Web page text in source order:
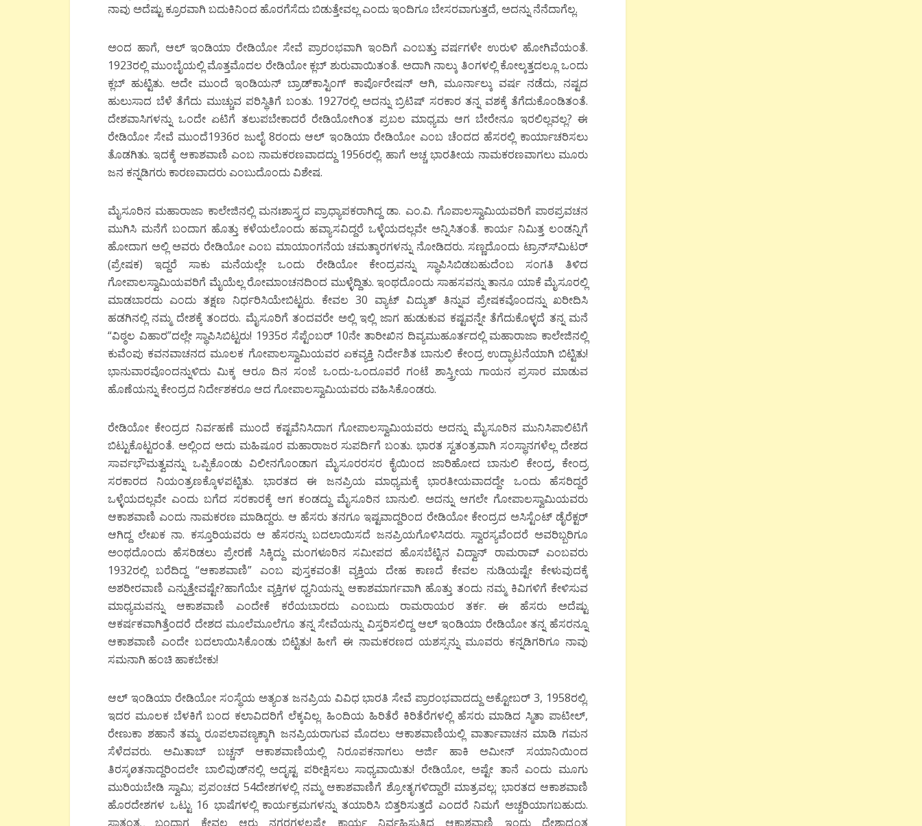
ನಾವು ಅದೆಷ್ಟು ಕ್ರೂರವಾಗಿ ಬದುಕಿನಿಂದ ಹೊರಗೆಸೆದು ಬಿಡುತ್ತೇವಲ್ಲ ಎಂದು ಇಂದಿಗೂ ಬೇಸರವಾಗುತ್ತದೆ, ಅದನ್ನು ನೆನೆದಾಗೆಲ್ಲ.
ಅಂದ ಹಾಗೆ, ಆಲ್ ಇಂಡಿಯಾ ರೇಡಿಯೋ ಸೇವೆ ಪ್ರಾರಂಭವಾಗಿ ಇಂದಿಗೆ ಎಂಬತ್ತು ವರ್ಷಗಳೇ ಉರುಳಿ ಹೋಗಿವೆಯಂತೆ.
1923ರಲ್ಲಿ ಮುಂಬೈಯಲ್ಲಿ ಮೊತ್ತಮೊದಲ ರೇಡಿಯೋ ಕ್ಲಬ್ ಶುರುವಾಯಿತಂತೆ. ಅದಾಗಿ ನಾಲ್ಕು ತಿಂಗಳಲ್ಲಿ ಕೋಲ್ಕತ್ತದಲ್ಲೂ ಒಂದು
ಕ್ಲಬ್ ಹುಟ್ಟಿತು. ಅದೇ ಮುಂದೆ ಇಂಡಿಯನ್ ಬ್ರಾಡ್‍ಕಾಸ್ಟಿಂಗ್ ಕಾರ್ಪೊರೇಷನ್ ಆಗಿ, ಮೂರ್ನಾಲ್ಕು ವರ್ಷ ನಡೆದು, ನಷ್ಟದ
ಹುಲುಸಾದ ಬೆಳೆ ತೆಗೆದು ಮುಚ್ಚುವ ಪರಿಸ್ಥಿತಿಗೆ ಬಂತು. 1927ರಲ್ಲಿ ಅದನ್ನು ಬ್ರಿಟಿಷ್ ಸರಕಾರ ತನ್ನ ವಶಕ್ಕೆ ತೆಗೆದುಕೊಂಡಿತಂತೆ.
ದೇಶವಾಸಿಗಳನ್ನು ಒಂದೇ ಏಟಿಗೆ ತಲುಪಬೇಕಾದರೆ ರೇಡಿಯೋಗಿಂತ ಪ್ರಬಲ ಮಾಧ್ಯಮ ಆಗ ಬೇರೇನೂ ಇರಲಿಲ್ಲವಲ್ಲ? ಈ
ರೇಡಿಯೋ ಸೇವೆ ಮುಂದೆ1936ರ ಜುಲೈ 8ರಂದು ಆಲ್ ಇಂಡಿಯಾ ರೇಡಿಯೋ ಎಂಬ ಚೆಂದದ ಹೆಸರಲ್ಲಿ ಕಾರ್ಯಾಚರಿಸಲು
ತೊಡಗಿತು. ಇದಕ್ಕೆ ಆಕಾಶವಾಣಿ ಎಂಬ ನಾಮಕರಣವಾದದ್ದು 1956ರಲ್ಲಿ. ಹಾಗೆ ಅಚ್ಚ ಭಾರತೀಯ ನಾಮಕರಣವಾಗಲು ಮೂರು
ಜನ ಕನ್ನಡಿಗರು ಕಾರಣವಾದರು ಎಂಬುದೊಂದು ವಿಶೇಷ.
ಮೈಸೂರಿನ ಮಹಾರಾಜಾ ಕಾಲೇಜಿನಲ್ಲಿ ಮನಃಶಾಸ್ತ್ರದ ಪ್ರಾಧ್ಯಾಪಕರಾಗಿದ್ದ ಡಾ. ಎಂ.ವಿ. ಗೊಪಾಲಸ್ವಾಮಿಯವರಿಗೆ ಪಾಠಪ್ರವಚನ
ಮುಗಿಸಿ ಮನೆಗೆ ಬಂದಾಗ ಹೊತ್ತು ಕಳೆಯಲೊಂದು ಹವ್ಯಾಸವಿದ್ದರೆ ಒಳ್ಳೆಯದಲ್ಲವೇ ಅನ್ನಿಸಿತಂತೆ. ಕಾರ್ಯ ನಿಮಿತ್ತ ಲಂಡನ್ನಿಗೆ
ಹೋದಾಗ ಅಲ್ಲಿ ಅವರು ರೇಡಿಯೋ ಎಂಬ ಮಾಯಾಂಗನೆಯ ಚಮತ್ಕಾರಗಳನ್ನು ನೋಡಿದರು. ಸಣ್ಣದೊಂದು ಟ್ರಾನ್ಸ್‍ಮಿಟರ್
(ಪ್ರೇಷಕ) ಇದ್ದರೆ ಸಾಕು ಮನೆಯಲ್ಲೇ ಒಂದು ರೇಡಿಯೋ ಕೇಂದ್ರವನ್ನು ಸ್ಥಾಪಿಸಿಬಿಡಬಹುದೆಂಬ ಸಂಗತಿ ತಿಳಿದ
ಗೋಪಾಲಸ್ವಾಮಿಯವರಿಗೆ ಮೈಯೆಲ್ಲ ರೋಮಾಂಚನದಿಂದ ಮುಳ್ಳೆದ್ದಿತು. ಇಂಥದೊಂದು ಸಾಹಸವನ್ನು ತಾನೂ ಯಾಕೆ ಮೈಸೂರಲ್ಲಿ
ಮಾಡಬಾರದು ಎಂದು ತಕ್ಷಣ ನಿರ್ಧರಿಸಿಯೇಬಿಟ್ಟರು. ಕೇವಲ 30 ವ್ಯಾಟ್ ವಿದ್ಯುತ್ ತಿನ್ನುವ ಪ್ರೇಷಕವೊಂದನ್ನು ಖರೀದಿಸಿ
ಹಡಗಿನಲ್ಲಿ ನಮ್ಮ ದೇಶಕ್ಕೆ ತಂದರು. ಮೈಸೂರಿಗೆ ತಂದವರೇ ಅಲ್ಲಿ ಇಲ್ಲಿ ಜಾಗ ಹುಡುಕುವ ಕಷ್ಟವನ್ನೇ ತೆಗೆದುಕೊಳ್ಳದೆ ತನ್ನ ಮನೆ
“ವಿಠ್ಠಲ ವಿಹಾರ”ದಲ್ಲೇ ಸ್ಥಾಪಿಸಿಬಿಟ್ಟರು! 1935ರ ಸೆಪ್ಟೆಂಬರ್ 10ನೇ ತಾರೀಖಿನ ದಿವ್ಯಮುಹೂರ್ತದಲ್ಲಿ ಮಹಾರಾಜಾ ಕಾಲೇಜಿನಲ್ಲಿ
ಕುವೆಂಪು ಕವನವಾಚನದ ಮೂಲಕ ಗೋಪಾಲಸ್ವಾಮಿಯವರ ಏಕವ್ಯಕ್ತಿ ನಿರ್ದೇಶಿತ ಬಾನುಲಿ ಕೇಂದ್ರ ಉದ್ಘಾಟನೆಯಾಗಿ ಬಿಟ್ಟಿತು!
ಭಾನುವಾರವೊಂದನ್ನುಳಿದು ಮಿಕ್ಕ ಆರೂ ದಿನ ಸಂಜೆ ಒಂದು-ಒಂದೂವರೆ ಗಂಟೆ ಶಾಸ್ತ್ರೀಯ ಗಾಯನ ಪ್ರಸಾರ ಮಾಡುವ
ಹೊಣೆಯನ್ನು ಕೇಂದ್ರದ ನಿರ್ದೇಶಕರೂ ಆದ ಗೋಪಾಲಸ್ವಾಮಿಯವರು ವಹಿಸಿಕೊಂಡರು.
ರೇಡಿಯೋ ಕೇಂದ್ರದ ನಿರ್ವಹಣೆ ಮುಂದೆ ಕಷ್ಟವೆನಿಸಿದಾಗ ಗೋಪಾಲಸ್ವಾಮಿಯವರು ಅದನ್ನು ಮೈಸೂರಿನ ಮುನಿಸಿಪಾಲಿಟಿಗೆ
ಬಿಟ್ಟುಕೊಟ್ಟರಂತೆ. ಅಲ್ಲಿಂದ ಅದು ಮಹಿಷೂರ ಮಹಾರಾಜರ ಸುಪರ್ದಿಗೆ ಬಂತು. ಭಾರತ ಸ್ವತಂತ್ರವಾಗಿ ಸಂಸ್ಥಾನಗಳೆಲ್ಲ ದೇಶದ
ಸಾರ್ವಭೌಮತ್ವವನ್ನು ಒಪ್ಪಿಕೊಂಡು ವಿಲೀನಗೊಂಡಾಗ ಮೈಸೂರರಸರ ಕೈಯಿಂದ ಜಾರಿಹೋದ ಬಾನುಲಿ ಕೇಂದ್ರ, ಕೇಂದ್ರ
ಸರಕಾರದ ನಿಯಂತ್ರಣಕ್ಕೊಳಪಟ್ಟಿತು. ಭಾರತದ ಈ ಜನಪ್ರಿಯ ಮಾಧ್ಯಮಕ್ಕೆ ಭಾರತೀಯವಾದದ್ದೇ ಒಂದು ಹೆಸರಿದ್ದರೆ
ಒಳ್ಳೆಯದಲ್ಲವೇ ಎಂದು ಬಗೆದ ಸರಕಾರಕ್ಕೆ ಆಗ ಕಂಡದ್ದು ಮೈಸೂರಿನ ಬಾನುಲಿ. ಅದನ್ನು ಆಗಲೇ ಗೋಪಾಲಸ್ವಾಮಿಯವರು
ಆಕಾಶವಾಣಿ ಎಂದು ನಾಮಕರಣ ಮಾಡಿದ್ದರು. ಆ ಹೆಸರು ತನಗೂ ಇಷ್ಟವಾದ್ದರಿಂದ ರೇಡಿಯೋ ಕೇಂದ್ರದ ಅಸಿಸ್ಟೆಂಟ್ ಡೈರೆಕ್ಟರ್
ಆಗಿದ್ದ ಲೇಖಕ ನಾ. ಕಸ್ತೂರಿಯವರು ಆ ಹೆಸರನ್ನು ಬದಲಾಯಿಸದೆ ಜನಪ್ರಿಯಗೊಳಿಸಿದರು. ಸ್ವಾರಸ್ಯವೆಂದರೆ ಅವರಿಬ್ಬರಿಗೂ
ಅಂಥದೊಂದು ಹೆಸರಿಡಲು ಪ್ರೇರಣೆ ಸಿಕ್ಕಿದ್ದು ಮಂಗಳೂರಿನ ಸಮೀಪದ ಹೊಸಬೆಟ್ಟಿನ ವಿದ್ವಾನ್ ರಾಮರಾವ್ ಎಂಬವರು
1932ರಲ್ಲಿ ಬರೆದಿದ್ದ “ಆಕಾಶವಾಣಿ” ಎಂಬ ಪುಸ್ತಕವಂತೆ! ವ್ಯಕ್ತಿಯ ದೇಹ ಕಾಣದೆ ಕೇವಲ ನುಡಿಯಷ್ಟೇ ಕೇಳುವುದಕ್ಕೆ
ಅಶರೀರವಾಣಿ ಎನ್ನುತ್ತೇವಷ್ಟೇ?ಹಾಗೆಯೇ ವ್ಯಕ್ತಿಗಳ ಧ್ವನಿಯನ್ನು ಆಕಾಶಮಾರ್ಗವಾಗಿ ಹೊತ್ತು ತಂದು ನಮ್ಮ ಕಿವಿಗಳಿಗೆ ಕೇಳಿಸುವ
ಮಾಧ್ಯಮವನ್ನು ಆಕಾಶವಾಣಿ ಎಂದೇಕೆ ಕರೆಯಬಾರದು ಎಂಬುದು ರಾಮರಾಯರ ತರ್ಕ. ಈ ಹೆಸರು ಅದೆಷ್ಟು
ಆಕರ್ಷಕವಾಗಿತ್ತೆಂದರೆ ದೇಶದ ಮೂಲೆಮೂಲೆಗೂ ತನ್ನ ಸೇವೆಯನ್ನು ವಿಸ್ತರಿಸಲಿದ್ದ ಆಲ್ ಇಂಡಿಯಾ ರೇಡಿಯೋ ತನ್ನ ಹೆಸರನ್ನೂ
ಆಕಾಶವಾಣಿ ಎಂದೇ ಬದಲಾಯಿಸಿಕೊಂಡು ಬಿಟ್ಟಿತು! ಹೀಗೆ ಈ ನಾಮಕರಣದ ಯಶಸ್ಸನ್ನು ಮೂವರು ಕನ್ನಡಿಗರಿಗೂ ನಾವು
ಸಮನಾಗಿ ಹಂಚಿ ಹಾಕಬೇಕು!
ಆಲ್ ಇಂಡಿಯಾ ರೇಡಿಯೋ ಸಂಸ್ಥೆಯ ಅತ್ಯಂತ ಜನಪ್ರಿಯ ವಿವಿಧ ಭಾರತಿ ಸೇವೆ ಪ್ರಾರಂಭವಾದದ್ದು ಅಕ್ಟೋಬರ್ 3, 1958ರಲ್ಲಿ.
ಇದರ ಮೂಲಕ ಬೆಳಕಿಗೆ ಬಂದ ಕಲಾವಿದರಿಗೆ ಲೆಕ್ಕವಿಲ್ಲ. ಹಿಂದಿಯ ಹಿರಿತೆರೆ ಕಿರಿತೆರೆಗಳಲ್ಲಿ ಹೆಸರು ಮಾಡಿದ ಸ್ಮಿತಾ ಪಾಟೀಲ್,
ರೇಣುಕಾ ಶಹಾನೆ ತಮ್ಮ ರೂಪಲಾವಣ್ಯಕ್ಕಾಗಿ ಜನಪ್ರಿಯರಾಗುವ ಮೊದಲು ಆಕಾಶವಾಣಿಯಲ್ಲಿ ವಾರ್ತಾವಾಚನ ಮಾಡಿ ಗಮನ
ಸೆಳೆದವರು. ಅಮಿತಾಬ್ ಬಚ್ಚನ್ ಆಕಾಶವಾಣಿಯಲ್ಲಿ ನಿರೂಪಕನಾಗಲು ಅರ್ಜಿ ಹಾಕಿ ಅಮೀನ್ ಸಯಾನಿಯಿಂದ
ತಿರಸ್ಕøತನಾದ್ದರಿಂದಲೇ ಬಾಲಿವುಡ್‍ನಲ್ಲಿ ಅದೃಷ್ಟ ಪರೀಕ್ಷಿಸಲು ಸಾಧ್ಯವಾಯಿತು! ರೇಡಿಯೋ, ಅಷ್ಟೇ ತಾನೆ ಎಂದು ಮೂಗು
ಮುರಿಯಬೇಡಿ ಸ್ವಾಮಿ; ಪ್ರಪಂಚದ 54ದೇಶಗಳಲ್ಲಿ ನಮ್ಮ ಆಕಾಶವಾಣಿಗೆ ಶ್ರೋತೃಗಳಿದ್ದಾರೆ! ಮಾತ್ರವಲ್ಲ; ಭಾರತದ ಆಕಾಶವಾಣಿ
ಹೊರದೇಶಗಳ ಒಟ್ಟು 16 ಭಾಷೆಗಳಲ್ಲಿ ಕಾರ್ಯಕ್ರಮಗಳನ್ನು ತಯಾರಿಸಿ ಬಿತ್ತರಿಸುತ್ತದೆ ಎಂದರೆ ನಿಮಗೆ ಅಚ್ಚರಿಯಾಗಬಹುದು.
ಸ್ವಾತಂತ್ರ್ಯ ಬಂದಾಗ ಕೇವಲ ಆರು ನಗರಗಳಲ್ಲಷ್ಟೇ ಕಾರ್ಯ ನಿರ್ವಹಿಸುತ್ತಿದ್ದ ಆಕಾಶವಾಣಿ ಇಂದು ದೇಶಾದ್ಯಂತ